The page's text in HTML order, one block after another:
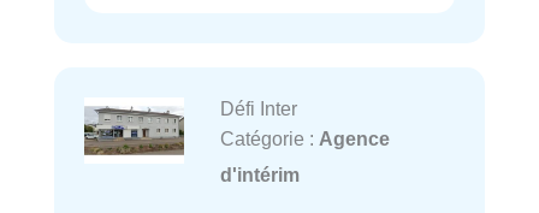
Défi Inter
Catégorie : Agence
d'intérim